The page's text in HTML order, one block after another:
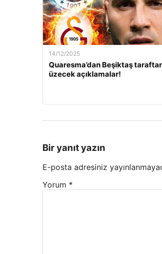
14/12/2025
Quaresma’dan Beşiktaş
üzecek açıklamalar!
Bir yanıt yazın
E-posta adresiniz
Yorum *